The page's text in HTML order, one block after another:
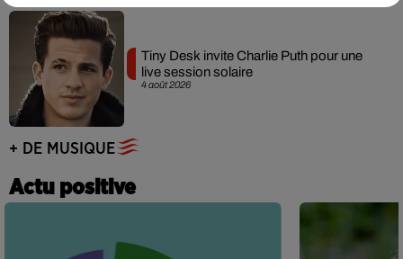
4 août 2026
Tiny Desk invite Charlie Puth pour une
live session solaire
+ DE MUSIQUE
Actu positive